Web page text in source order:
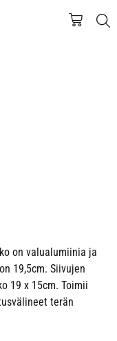
on valualumiinia ja
19,5cm. Siivujen
19 x 15cm. Toimii
terän